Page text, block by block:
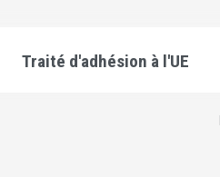
Traité d'adhésion à l'UE